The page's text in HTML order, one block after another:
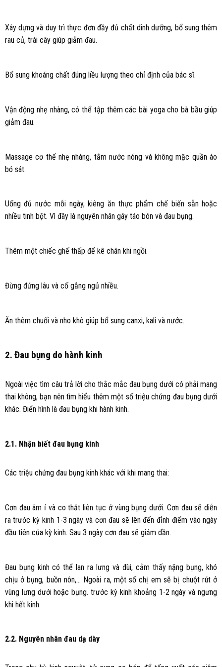
Xây dựng và duy trì thực đơn đầy đủ chất dinh dưỡng, bổ sung thêm
rau củ, trái cây giúp giảm đau.
Bổ sung khoáng chất đúng liều lượng theo chỉ định của bác sĩ.
Vận động nhẹ nhàng, có thể tập thêm các bài yoga cho bà bầu giúp
giảm đau.
Massage cơ thể nhẹ nhàng, tắm nước nóng và không mặc quần áo
bó sát.
Uống đủ nước mỗi ngày, kiêng ăn thực phẩm chế biến sẵn hoặc
nhiều tinh bột. Vì đây là nguyên nhân gây táo bón và đau bụng.
Thêm một chiếc ghế thấp để kê chân khi ngồi.
Đừng đứng lâu và cố gắng ngủ nhiều.
Ăn thêm chuối và nho khô giúp bổ sung canxi, kali và nước.
2. Đau bụng do hành kinh
Ngoài việc tìm câu trả lời cho thắc mắc đau bụng dưới có phải mang
thai không, bạn nên tìm hiểu thêm một số triệu chứng đau bụng dưới
khác. Điển hình là đau bụng khi hành kinh.
2.1. Nhận biết đau bụng kinh
Các triệu chứng đau bụng kinh khác với khi mang thai:
Cơn đau âm ỉ và co thắt liên tục ở vùng bụng dưới. Cơn đau sẽ diễn
ra trước kỳ kinh 1-3 ngày và cơn đau sẽ lên đến đỉnh điểm vào ngày
đầu tiên của kỳ kinh. Sau 3 ngày cơn đau sẽ giảm dần.
Đau bụng kinh có thể lan ra lưng và đùi, cảm thấy nặng bụng, khó
chịu ở bụng, buồn nôn,… Ngoài ra, một số chị em sẽ bị chuột rút ở
vùng lưng dưới hoặc bụng. trước kỳ kinh khoảng 1-2 ngày và ngưng
khi hết kinh.
2.2. Nguyên nhân đau dạ dày